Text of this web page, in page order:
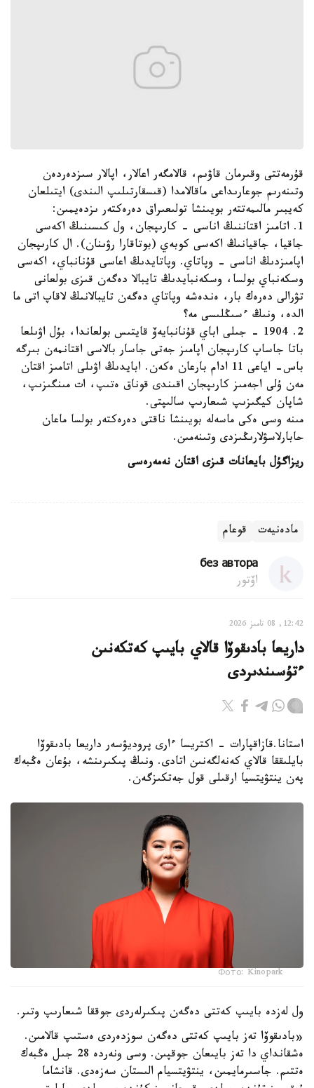
قۇرمەتتى وقىرمان قاۋىم، قالامگەر اعالار، اپالار سىزدەردەن
وتىنەرىم جوعارىداعى ماقالامدا (قىسقارتىلىپ الىندى) ايتىلعان
كەيبىر مالىمەتتەر بويىنشا تولىعىراق دەرەكتەر ىزدەيمىن:
1. اتامىز اقتاننىڭ اناسى - كارىپجان، ول كىسىنىڭ اكەسى
جاقيا، جاقيانىڭ اكەسى كوبەي (بوتاقارا رۋىنان). ال كارىپجان
اپامىزدىڭ اناسى - وپاتاي. وپاتايدىڭ اعاسى قۇنانباي، اكەسى
وسكەنباي بولسا، وسكەنبايدىڭ تايبالا دەگەن قىزى بولعانى
تۋرالى دەرەك بار، ەندەشە وپاتاي دەگەن تايبالانىڭ لاقاپ اتى ما
الدە، ونىڭ ءسىڭلىسى مە؟
2. 1904 - جىلى اباي قۇنانبايەۆ قايتىس بولعاندا، بۇل اۋىلعا
باتا جاساپ كارىپجان اپامىز جەتى جاسار بالاسى اقتانمەن بىرگە
باس- اياعى 11 ادام بارعان ەكەن. ابايدىڭ اۋىلى اتامىز اقتان
مەن ۇلى اجەمىز كارىپجان اقىندى قوناق ەتىپ، ات مىنگىزىپ،
شاپان كيگىزىپ شىعارىپ سالىپتى.
مىنە وسى ەكى ماسەلە بويىنشا ناقتى دەرەكتەر بولسا ماعان
حابارلاسۋلارىڭىزدى وتىنەمىن.
ريزاگۇل بايعانات قىزى اقتان نەمەرەسى
مادەنيەت قوعام
без автора
اۆتور
12:42, 08 تامىز 2026
داريعا بادىقوۆا قالاي بايىپ كەتكەنىن
ءتۇسىندىردى
استانا.قازاقپارات - اكتريسا ءارى پروديۋسەر داريعا بادىقوۆا
بايلىققا قالاي كەنەلگەنىن اتادى. ونىڭ پىكىرىنشە، بۇعان ەڭبەك
پەن ينتۋيتسيا ارقىلى قول جەتكىزگەن.
Фото: Kinopark
ول لەزدە بايىپ كەتتى دەگەن پىكىرلەردى جوققا شىعارىپ وتىر.
«بادىقوۆا تەز بايىپ كەتتى دەگەن سوزدەردى ەستىپ قالامىن.
ەشقانداي دا تەز بايىعان جوقپىن. وسى ونەردە 28 جىل ەڭبەك
ەتتىم. جاسىرمايمىن، ينتۋيتسيام الىستان سەزەدى. قانشاما